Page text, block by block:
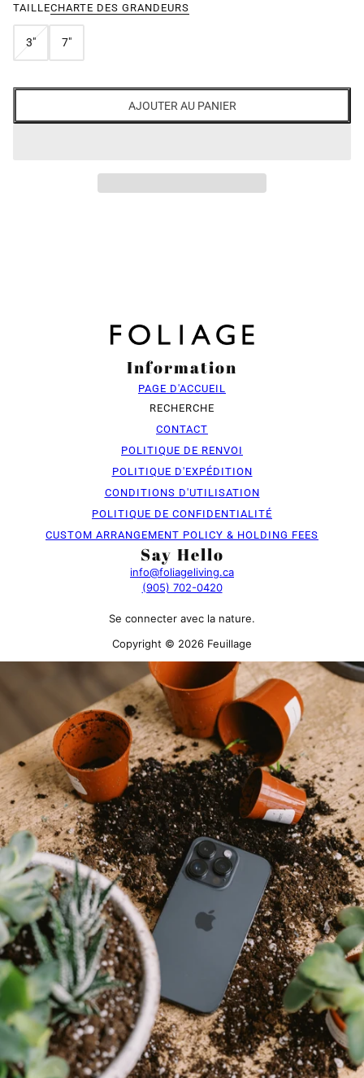
TAILLECHARTE DES GRANDEURS
3" 7"
AJOUTER AU PANIER
Information
PAGE D'ACCUEIL
RECHERCHE
CONTACT
POLITIQUE DE RENVOI
POLITIQUE D'EXPÉDITION
CONDITIONS D'UTILISATION
POLITIQUE DE CONFIDENTIALITÉ
CUSTOM ARRANGEMENT POLICY & HOLDING FEES
Say Hello
info@foliageliving.ca
(905) 702-0420
Se connecter avec la nature.
Copyright © 2026 Feuillage